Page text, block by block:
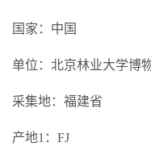
国家：中国
单位：北京林业大学博
采集地：福建省
产地1：FJ